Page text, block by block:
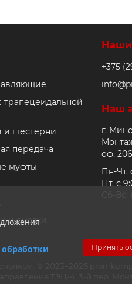
Принять
трапецеидальной
и шестерни
передача
муфты
и смазки
Наши
+375
Наш
г.
оф. 206
Пн-Чт.
Пт. с
© 2023–2026
ТЭЦ-4, 3-й пер.